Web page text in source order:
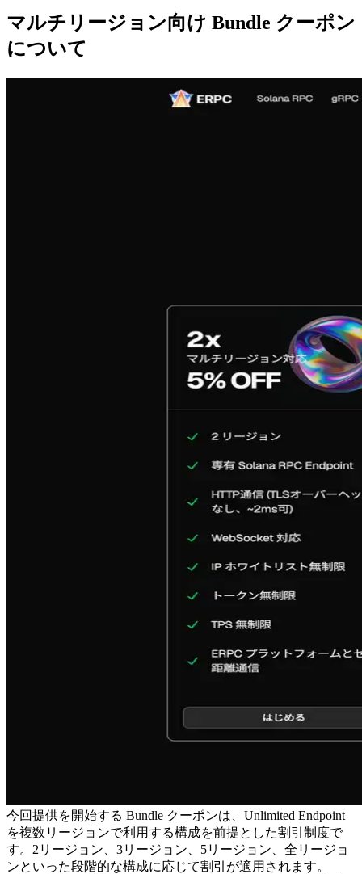
マルチリージョン向け Bundle クーポン
について
今回提供を開始する Bundle クーポンは、Unlimited Endpoint
を複数リージョンで利用する構成を前提とした割引制度で
す。2リージョン、3リージョン、5リージョン、全リージョ
ンといった段階的な構成に応じて割引が適用されます。